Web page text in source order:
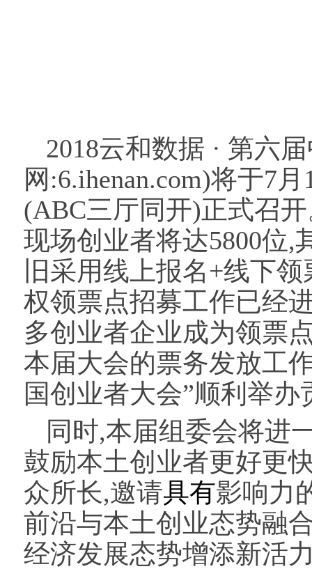
2018云和数据 · 第六
网:6.ihenan.com)将于7
(ABC三厅同开)正式召
现场创业者将达5800位,
旧采用线上报名+线下
权领票点招募工作已经
多创业者企业成为领票
本届大会的票务发放工
国创业者大会”顺利举办
同时,本届组委会将进
鼓励本土创业者更好更
众所长,邀请具有影响力
前沿与本土创业态势融
经济发展态势增添新活